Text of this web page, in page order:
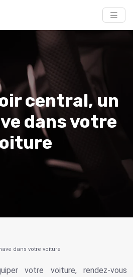
central, un
dans votre
dans votre voiture
votre voiture, rendez-vous